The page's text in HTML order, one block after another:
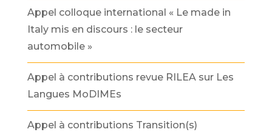
Appel colloque international « Le made in
Italy mis en discours : le secteur
automobile »
Appel à contributions revue RILEA sur Les
Langues MoDIMEs
Appel à contributions Transition(s)